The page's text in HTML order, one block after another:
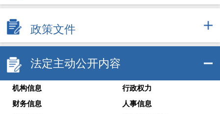
政策文件
法定主动公开内容
机构信息
行政权力
财务信息
人事信息